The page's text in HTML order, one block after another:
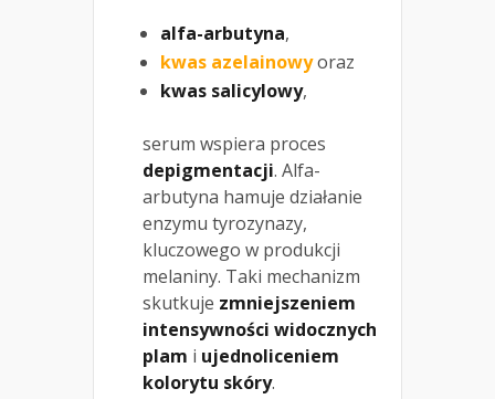
alfa-arbutyna,
kwas azelainowyoraz
kwas salicylowy,
serum wspiera proces
depigmentacji. Alfa-
arbutyna hamuje działanie
enzymu tyrozynazy,
kluczowego w produkcji
melaniny. Taki mechanizm
skutkuje zmniejszeniem
intensywności widocznych
plam i ujednoliceniem
kolorytu skóry.